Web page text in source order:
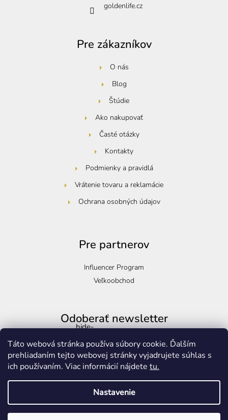
Táto webová stránka používa súbory cookie. Ďalším
prehliadaním tejto webovej stránky vyjadrujete súhlas s
ich používaním. Viac informácií nájdete tu.
Nastavenie
Pre zákazníkov
O nás
Blog
Štúdie
Ako nakupovať
Časté otázky
Kontakty
Podmienky a pravidlá
Vrátenie tovaru a reklamácie
Ochrana osobných údajov
Pre partnerov
Influencer Program
Veľkoobchod
goldenlife.cz
Odoberať newsletter
Vložte svoj e-mail a my Vám budeme zasielať informácie o nových
produktoch na našom e-shope.
Prihlásiť sa
hide-
Copyright 2026Golden-life.cz. Všetky práva vyhradené.Upraviť
nastavenie cookies